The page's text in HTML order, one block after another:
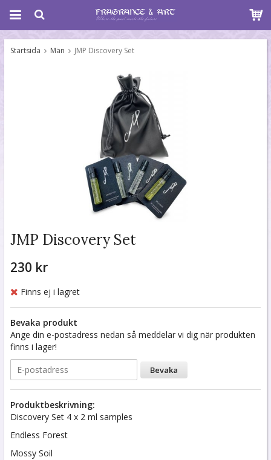
Startsida Män JMP Discovery Set
JMP Discovery Set
230 kr
Finns ej i lagret
Bevaka produkt
Ange din e-postadress nedan så meddelar vi dig när produkten
finns i lager!
Bevaka
Produktbeskrivning:
Discovery Set 4 x 2 ml samples
Endless Forest
Mossy Soil